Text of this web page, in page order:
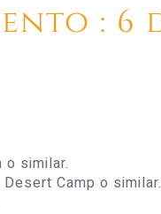
: 6
o similar.
Camp o similar.